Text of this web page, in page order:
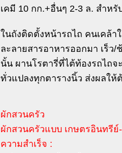
เคมี 10 กก.+อื่นๆ 2-3 ล. สำหรั
ในถังติดตั้งหน้ารถไถ คนเคล้า
ละลายสารอาหารออกมา เร็
นั้น ผานโรตารี่ที่ไต้ท้องรถไถจ
ทั่วแปลงทุกตารางนิ้ว ส่งผลใ
ผักสวนครัว
ผักสวนครัวแบบ เกษตรอินทรีย์
ความสำเร็จ :